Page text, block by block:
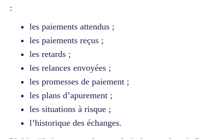
:
les paiements attendus ;
les paiements reçus ;
les retards ;
les relances envoyées ;
les promesses de paiement ;
les plans d’apurement ;
les situations à risque ;
l’historique des échanges.